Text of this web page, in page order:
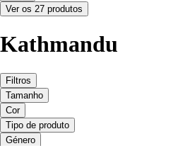
Ver os 27 produtos
Kathmandu
Filtros
Tamanho
Cor
Tipo de produto
Género